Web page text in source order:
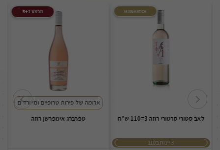
MIX&MATCH
לאב סטורי סרטורי רוזה 3=110 ש"ח
3 יינות ב110
מבצע 5+1
ארומה של פירות טרופיים ומי ורדים
טפרברג אימפרשן רוזה